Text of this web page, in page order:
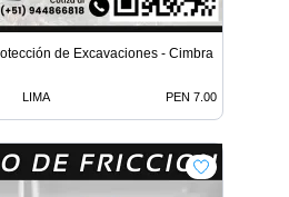
de Excavaciones - Cimbra
LIMA PEN 7.00